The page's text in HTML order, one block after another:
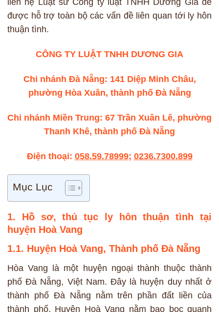
liên hệ Luật sư Công ty luật TNHH Dương Gia để
được hỗ trợ toàn bộ các vấn đề liên quan tới ly hôn
thuận tình.
CÔNG TY LUẬT TNHH DƯƠNG GIA
Chi nhánh Đà Nẵng: 141 Diệp Minh Châu,
phường Hòa Xuân, thành phố Đà Nẵng
Chi nhánh Miền Trung: 67 Trần Xuân Lê, phường
Thanh Khê, thành phố Đà Nẵng
Điện thoại: 058.59.78999; 0236.7300.899
Mục Lục
1. Hồ sơ, thủ tục ly hôn thuận tình tại
huyện Hoà Vang
1.1. Huyện Hoà Vang, Thành phố Đà Nẵng
Hòa Vang là một huyện ngoại thành thuộc thành
phố Đà Nẵng, Việt Nam. Đây là huyện duy nhất ở
thành phố Đà Nẵng nằm trên phần đất liền của
thành phố. Huyện Hoà Vang nằm bao bọc quanh